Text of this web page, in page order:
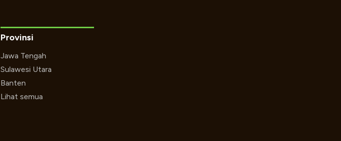
Provinsi
Jawa Tengah
Sulawesi Utara
Banten
Lihat semua